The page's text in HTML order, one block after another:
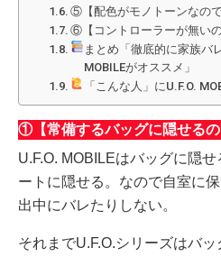
⑤【配色がモノトーンなの
⑥【コントローラーが無い
まとめ「徹底的に家族バ
MOBILEがオススメ」
「こんな人」にU.F.O.
①【常備するバッグに隠せるの
U.F.O. MOBILEはバッグに隠
ートに隠せる。なので自室に
出中にバレたりしない。
それまでU.F.O.シリーズはバ